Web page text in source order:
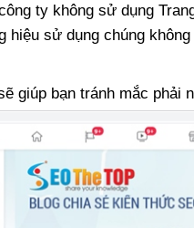
ty không sử dụng
hiệu sử dụng chúng
giúp bạn tránh mắc phải